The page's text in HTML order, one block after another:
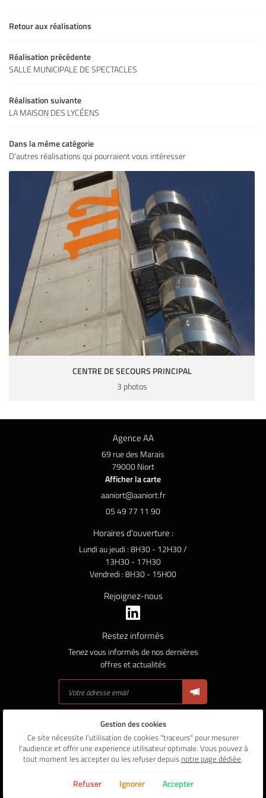
CONTACT
Retour aux réalisations
Réalisation précédente
SALLE MUNICIPALE DE SPECTACLES
Réalisation suivante
LA MAISON DES LYCÉENS
Dans la même catégorie
D'autres réalisations qui pourraient vous intéresser
CENTRE DE SECOURS PRINCIPAL
3 photos
Agence AA
69 rue des Marais
79000 Niort
Afficher la carte
05 49 77 11 90
Horaires d'ouverture :
Lundi au jeudi : 8H30 - 12H30 /
13H30 - 17H30
Vendredi : 8H30 - 15H00
Rejoignez-nous
Restez informés
Tenez vous informés de nos dernières
offres et actualités
Mentions Légales
Conditions générales d'utilisation
Politique de confidentialité
Gestion des cookies
Gestion des cookies
Ce site nécessite l'utilisation de cookies "traceurs" pour mesurer
l'audience et offrir une experience utilisateur optimale. Vous pouvez à
tout moment les accepter ou les refuser depuis notre page dédiée.
Refuser Ignorer Accepter